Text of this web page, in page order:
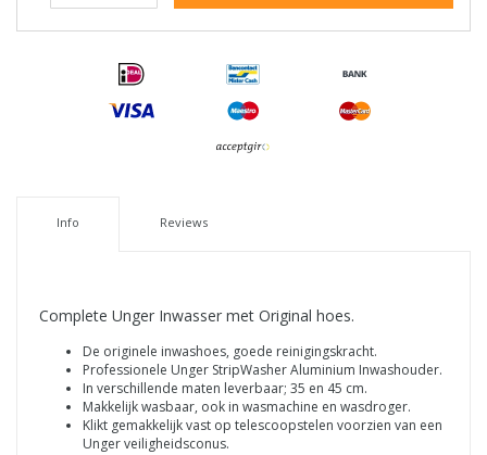
Info Reviews
Complete Unger Inwasser met Original hoes.
De originele inwashoes, goede reinigingskracht.
Professionele Unger StripWasher Aluminium Inwashouder.
In verschillende maten leverbaar; 35 en 45 cm.
Makkelijk wasbaar, ook in wasmachine en wasdroger.
Klikt gemakkelijk vast op telescoopstelen voorzien van een
Unger veiligheidsconus.